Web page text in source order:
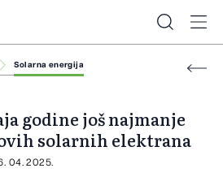
Solarna energija
godine još najmanje
solarnih elektrana
04. 2025.